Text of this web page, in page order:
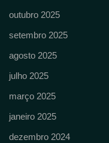
outubro 2025
setembro 2025
agosto 2025
julho 2025
março 2025
janeiro 2025
dezembro 2024